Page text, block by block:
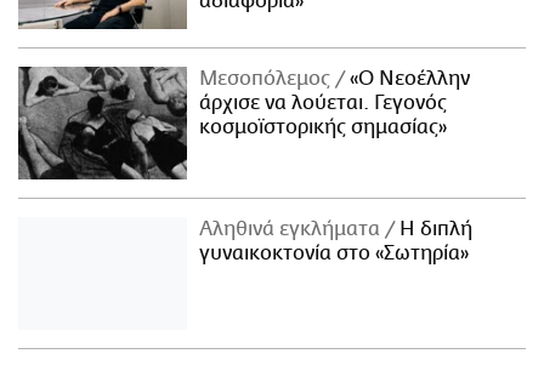
Μεσοπόλεμος
«Ο Νεοέλλην
άρχισε να λούεται. Γεγονός
κοσμοϊστορικής σημασίας»
Αληθινά εγκλήματα
Η διπλή
γυναικοκτονία στο «Σωτηρία»